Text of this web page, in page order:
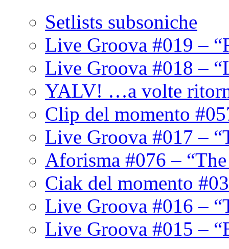
Setlists subsoniche
Live Groova #019 –
Live Groova #018 –
YALV! …a volte
Clip del momento
Live Groova #017 –
Aforisma #076 –
Ciak del momento
Live Groova #016 –
Live Groova #015 –